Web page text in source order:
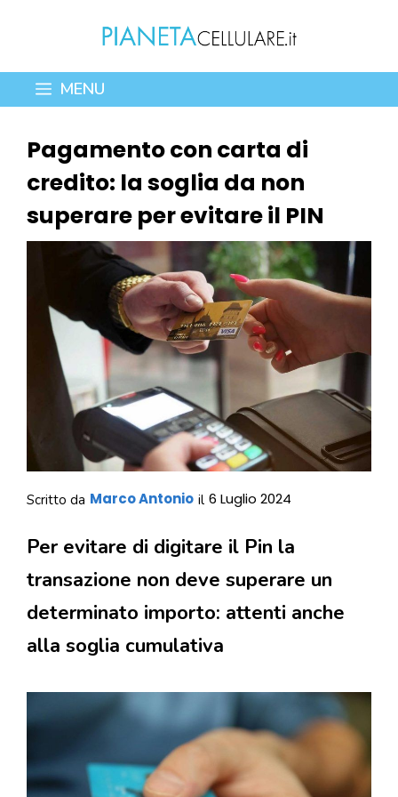
contenuto
MENU
Pagamento con carta di
credito: la soglia da non
superare per evitare il PIN
Scritto da Marco Antonio il 6 Luglio 2024
Per evitare di digitare il Pin la
transazione non deve superare un
determinato importo: attenti anche
alla soglia cumulativa